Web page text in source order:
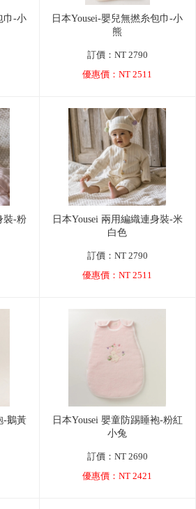
巾-小
日本Yousei-嬰兒無撚糸包巾-小
熊
訂價：NT 2790
優惠價：NT 2511
裝-粉
日本Yousei 兩用編織連身裝-米
白色
訂價：NT 2790
優惠價：NT 2511
-鵝黃
日本Yousei 嬰童防踢睡袍-粉紅
小兔
訂價：NT 2690
優惠價：NT 2421